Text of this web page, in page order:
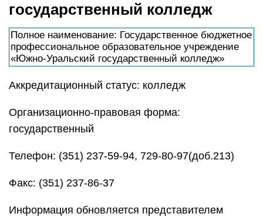
государственный колледж
Полное наименование: Государственное бюджетное
профессиональное образовательное учреждение
«Южно-Уральский государственный колледж»
Аккредитационный статус: колледж
Организационно-правовая форма:
государственный
Телефон: (351) 237-59-94, 729-80-97(доб.213)
Факс: (351) 237-86-37
Информация обновляется представителем